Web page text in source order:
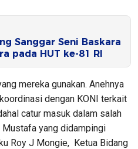
Sanggar Seni Baskara
pada HUT ke-81 RI
mereka gunakan. Anehnya
dengan KONI terkait
catur masuk dalam salah
Mustafa yang didampingi
Roy J Mongie, Ketua Bidang